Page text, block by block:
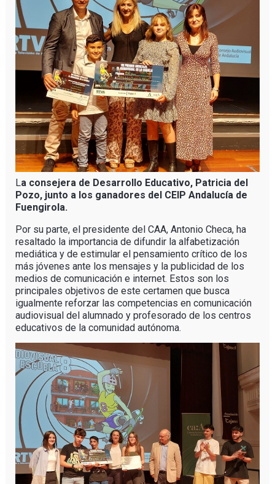
La consejera de Desarrollo Educativo, Patricia del
Pozo, junto a los ganadores del CEIP Andalucía de
Fuengirola.
Por su parte, el presidente del CAA, Antonio Checa, ha
resaltado la importancia de difundir la alfabetización
mediática y de estimular el pensamiento crítico de los
más jóvenes ante los mensajes y la publicidad de los
medios de comunicación e internet. Estos son los
principales objetivos de este certamen que busca
igualmente reforzar las competencias en comunicación
audiovisual del alumnado y profesorado de los centros
educativos de la comunidad autónoma.